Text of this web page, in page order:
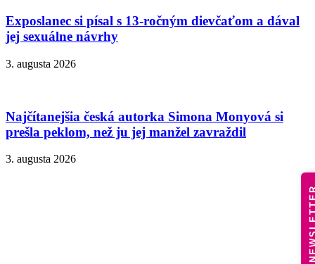
Exposlanec si písal s 13-ročným dievčaťom a dával
jej sexuálne návrhy
3. augusta 2026
Najčítanejšia česká autorka Simona Monyová si
prešla peklom, než ju jej manžel zavraždil
3. augusta 2026